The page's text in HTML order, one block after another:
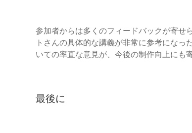
参加者からは多くのフィードバックが寄せ
トさんの具体的な講義が非常に参考にな
いての率直な意見が、今後の制作向上にも
最後に